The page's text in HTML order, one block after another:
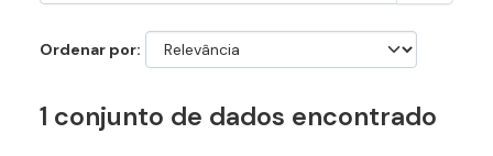
Ordenar por
1 conjunto de dados encontrado